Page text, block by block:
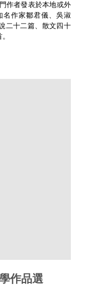
作者發表於本地或外
作家鄒君儀、吳淑
二十二篇、散文四十
作品選